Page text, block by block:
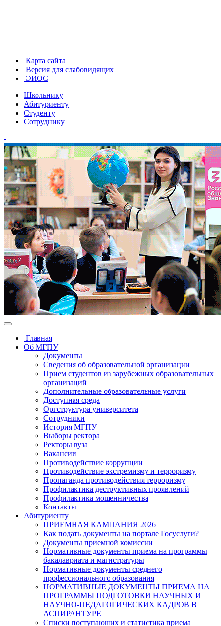
Карта сайта
Версия для слабовидящих
ЭИОС
Школьнику
Абитуриенту
Студенту
Сотруднику
-
Главная
Об МГПУ
Документы
Сведения об образовательной организации
Прием студентов из зарубежных образовательных
организаций
Дополнительные образовательные услуги
Доступная среда
Оргструктура университета
Сотрудники
История МГПУ
Выборы ректора
Ректоры вуза
Вакансии
Противодействие коррупции
Противодействие экстремизму и терроризму
Пропаганда противодействия терроризму
Профилактика деструктивных проявлений
Профилактика мошенничества
Контакты
Абитуриенту
ПРИЕМНАЯ КАМПАНИЯ 2026
Как подать документы на портале Госуслуги?
Документы приемной комиссии
Нормативные документы приема на программы
бакалавриата и магистратуры
Нормативные документы среднего
профессионального образования
НОРМАТИВНЫЕ ДОКУМЕНТЫ ПРИЕМА НА
ПРОГРАММЫ ПОДГОТОВКИ НАУЧНЫХ И
НАУЧНО-ПЕДАГОГИЧЕСКИХ КАДРОВ В
АСПИРАНТУРЕ
Списки поступающих и статистика приема